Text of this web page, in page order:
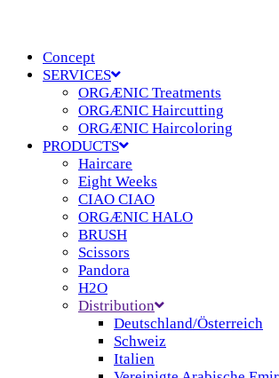
Concept
SERVICES
ORGÆNIC Treatments
ORGÆNIC Haircutting
ORGÆNIC Haircoloring
PRODUCTS
Haircare
Eight Weeks
CIAO CIAO
ORGÆNIC HALO
BRUSH
Scissors
Pandora
H2O
Distribution
Deutschland/Österreich
Schweiz
Italien